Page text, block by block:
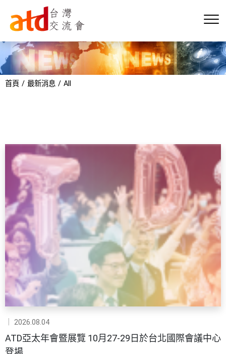
首頁 最新消息 All
2026.08.04
ATD亞太年會暨展覽 10月27-29日於台北國際會議中心